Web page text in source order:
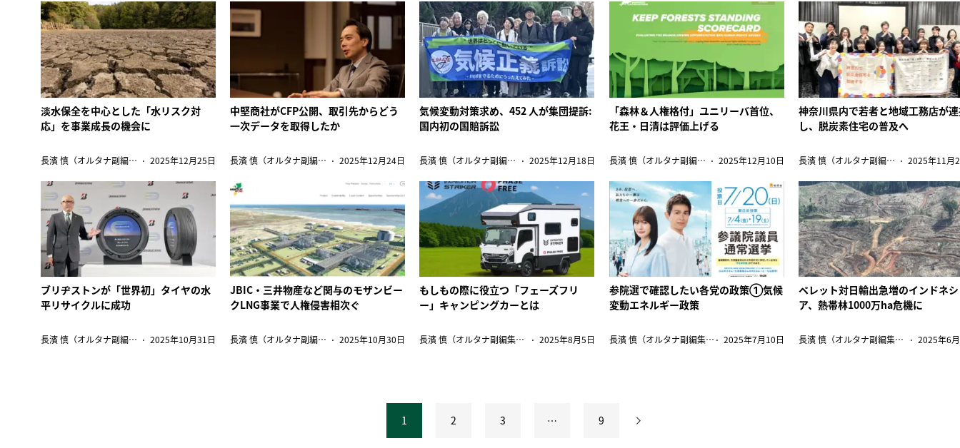
淡水保全を中心とした「水リスク対
応」を事業成長の機会に
長濱 慎（オルタナ副編集長） 2025年12月25日
中堅商社がCFP公開、取引先からどう
一次データを取得したか
長濱 慎（オルタナ副編集長） 2025年12月24日
気候変動対策求め、452 人が集団提訴:
国内初の国賠訴訟
長濱 慎（オルタナ副編集長） 2025年12月18日
「森林＆人権格付」ユニリーバ首位、
花王・日清は評価上げる
長濱 慎（オルタナ副編集長） 2025年12月10日
神奈川県内で若者と地域工務店が
し、脱炭素住宅の普及へ
長濱 慎（オルタナ副編集長） 2025年11月
ブリヂストンが「世界初」タイヤの水
平リサイクルに成功
長濱 慎（オルタナ副編集長） 2025年10月31日
JBIC・三井物産など関与のモザンビー
クLNG事業で人権侵害相次ぐ
長濱 慎（オルタナ副編集長） 2025年10月30日
もしもの際に役立つ「フェーズフリ
ー」キャンピングカーとは
長濱 慎（オルタナ副編集長） 2025年8月5日
参院選で確認したい各党の政策①気候
変動エネルギー政策
長濱 慎（オルタナ副編集長） 2025年7月10日
ペレット対日輸出急増のインドネシ
ア、熱帯林1000万ha危機に
長濱 慎（オルタナ副編集長） 2025年6
1 2 3 … 9